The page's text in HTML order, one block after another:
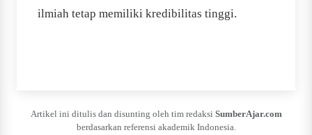
ilmiah tetap memiliki kredibilitas tinggi.
Artikel ini ditulis dan disunting oleh tim redaksi SumberAjar.com
berdasarkan referensi akademik Indonesia.